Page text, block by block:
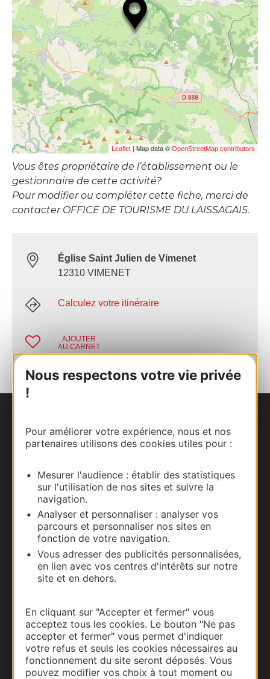
Nous respectons votre vie privée
!
Pour améliorer votre expérience, nous et nos
partenaires utilisons des cookies utiles pour :
Mesurer l'audience : établir des statistiques
sur l'utilisation de nos sites et suivre la
navigation.
Analyser et personnaliser : analyser vos
parcours et personnaliser nos sites en
fonction de votre navigation.
Vous adresser des publicités personnalisées,
en lien avec vos centres d'intérêts sur notre
site et en dehors.
En cliquant sur "Accepter et fermer" vous
acceptez tous les cookies. Le bouton "Ne pas
accepter et fermer" vous permet d'indiquer
votre refus et seuls les cookies nécessaires au
fonctionnement du site seront déposés. Vous
pouvez modifier vos choix à tout moment ou
Leaflet | Map data © OpenStreetMap contributors
Vous êtes propriétaire de l’établissement ou le
gestionnaire de cette activité?
Pour modifier ou compléter cette fiche, merci de
contacter OFFICE DE TOURISME DU LAISSAGAIS.
Église Saint Julien de Vimenet
12310 VIMENET
Calculez votre itinéraire
AJOUTER
AU CARNET
Documentation
Thermalisme
Business/Mice
Pros d'Occitanie